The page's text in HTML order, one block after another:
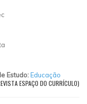
Estudo:Educação
ESPAÇO DO CURRÍCULO)